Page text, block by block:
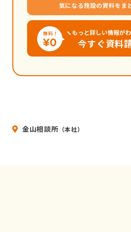
気になる施設の資料をま
もっと詳しい情報が
今すぐ資料
金山相談所 （本社）